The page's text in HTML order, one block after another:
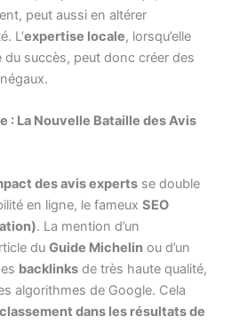
peut aussi en altérer
L’expertise locale, lorsqu’elle
du succès, peut donc créer des
: La Nouvelle Bataille des Avis
des avis experts se double
en ligne, le fameux SEO
. La mention d’un
du Guide Michelin ou d’un
backlinks de très haute qualité,
algorithmes de Google. Cela
classement dans les résultats de